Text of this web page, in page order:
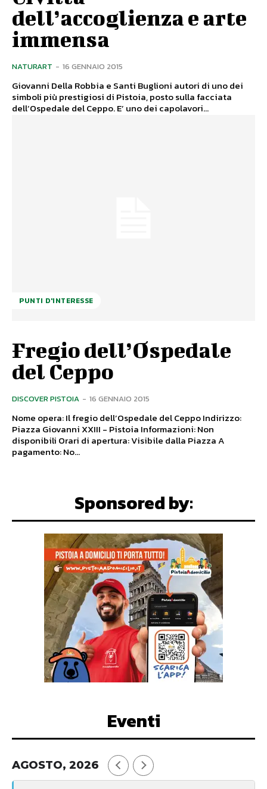
dell’accoglienza e arte
immensa
NATURART - 16 GENNAIO 2015
Giovanni Della Robbia e Santi Buglioni autori di uno dei
simboli più prestigiosi di Pistoia, posto sulla facciata
dell’Ospedale del Ceppo. E’ uno dei capolavori...
PUNTI D'INTERESSE
Fregio dell’Ospedale
del Ceppo
DISCOVER PISTOIA - 16 GENNAIO 2015
Nome opera: Il fregio dell’Ospedale del Ceppo Indirizzo:
Piazza Giovanni XXIII - Pistoia Informazioni: Non
disponibili Orari di apertura: Visibile dalla Piazza A
pagamento: No...
Sponsored by:
Eventi
AGOSTO, 2026